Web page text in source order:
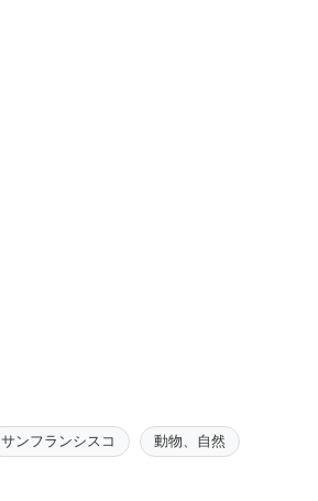
サンフランシスコ
動物、自然